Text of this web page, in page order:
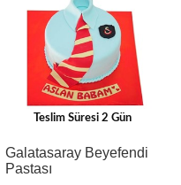
Teslim Süresi 2 Gün
Galatasaray Beyefendi
Pastası